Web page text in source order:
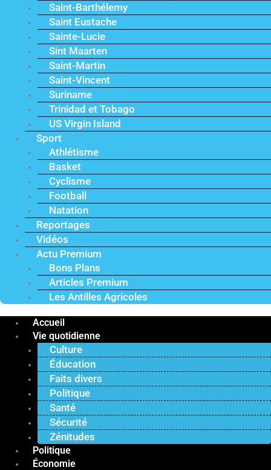
Saint-Barthélemy
Saint Eustache
Sainte-Lucie
Sint Maarten
Saint-Martin
Saint-Vincent
Suriname
Trinidad et Tobago
US Virgin Island
Sport
Athlétisme
Basket
Cyclisme
Football
Natation
Reportages
Vidéos
Actu Premium
Bons Plans
Articles Premium
Les Antilles Agricoles
Accueil
Vie quotidienne
Culture
Éducation
Faits divers
Politique
Santé
Sécurité
Zénitudes
Politique
Économie